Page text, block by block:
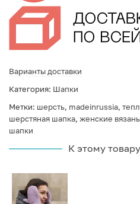
Варианты доставки
Категория: Шапки
Метки: шерсть, madeinrussia,
шерстяная шапка, женские
шапки
К этому